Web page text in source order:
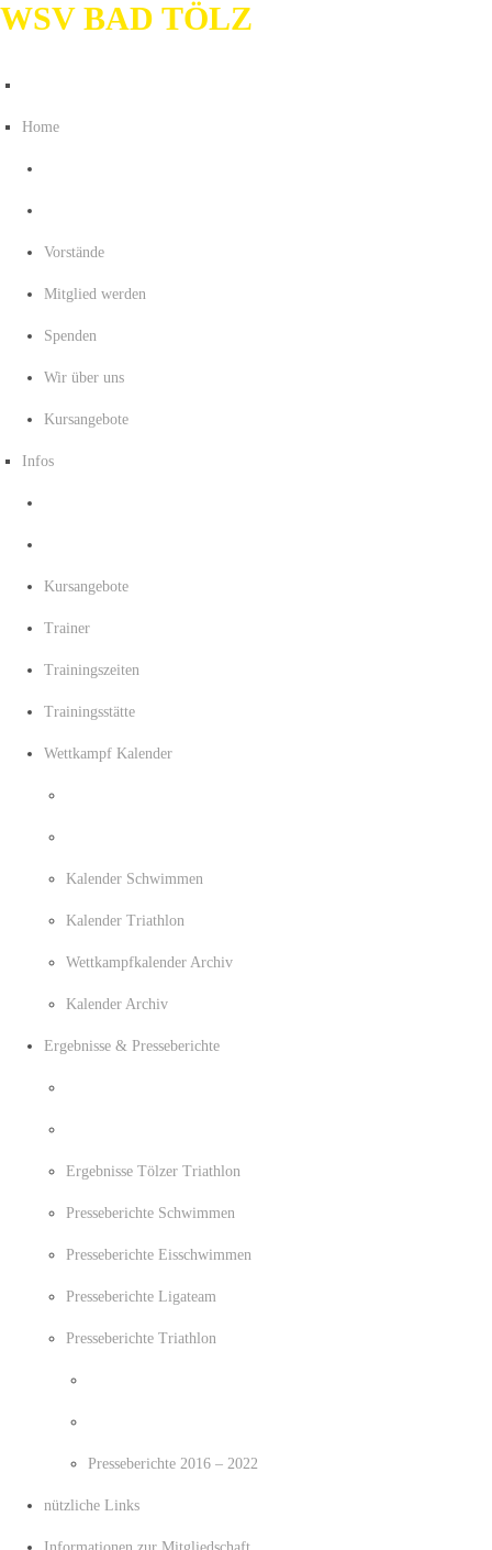
WSV BAD TÖLZ
Home
Vorstände
Mitglied werden
Spenden
Wir über uns
Kursangebote
Infos
Kursangebote
Trainer
Trainingszeiten
Trainingsstätte
Wettkampf Kalender
Kalender Schwimmen
Kalender Triathlon
Wettkampfkalender Archiv
Kalender Archiv
Ergebnisse & Presseberichte
Ergebnisse Tölzer Triathlon
Presseberichte Schwimmen
Presseberichte Eisschwimmen
Presseberichte Ligateam
Presseberichte Triathlon
Presseberichte 2016 – 2022
nützliche Links